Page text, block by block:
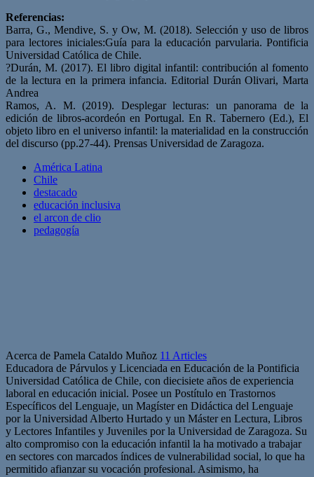
Referencias:
Barra, G., Mendive, S. y Ow, M. (2018). Selección y uso de libros
para lectores iniciales:Guía para la educación parvularia. Pontificia
Universidad Católica de Chile.
?Durán, M. (2017). El libro digital infantil: contribución al fomento
de la lectura en la primera infancia. Editorial Durán Olivari, Marta
Andrea
Ramos, A. M. (2019). Desplegar lecturas: un panorama de la
edición de libros-acordeón en Portugal. En R. Tabernero (Ed.), El
objeto libro en el universo infantil: la materialidad en la construcción
del discurso (pp.27-44). Prensas Universidad de Zaragoza.
América Latina
Chile
destacado
educación inclusiva
el arcon de clio
pedagogía
Acerca de Pamela Cataldo Muñoz 11 Articles
Educadora de Párvulos y Licenciada en Educación de la Pontificia
Universidad Católica de Chile, con diecisiete años de experiencia
laboral en educación inicial. Posee un Postítulo en Trastornos
Específicos del Lenguaje, un Magíster en Didáctica del Lenguaje
por la Universidad Alberto Hurtado y un Máster en Lectura, Libros
y Lectores Infantiles y Juveniles por la Universidad de Zaragoza. Su
alto compromiso con la educación infantil la ha motivado a trabajar
en sectores con marcados índices de vulnerabilidad social, lo que ha
permitido afianzar su vocación profesional. Asimismo, ha